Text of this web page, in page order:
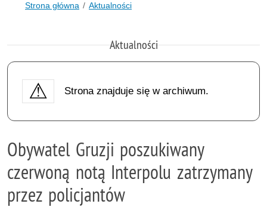
Strona główna Aktualności
Aktualności
Strona znajduje się w archiwum.
Obywatel Gruzji poszukiwany
czerwoną notą Interpolu zatrzymany
przez policjantów